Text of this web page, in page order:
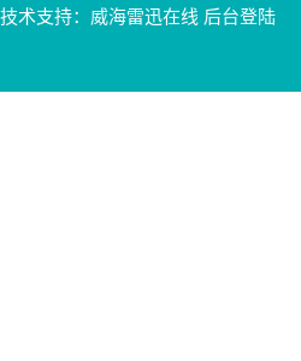
技术支持：威海雷迅在线 后台登陆